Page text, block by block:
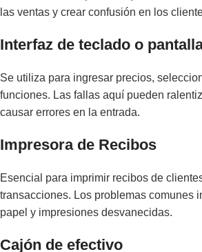
las ventas y crear confusión en los
Interfaz de teclado o
Se utiliza para ingresar precios,
funciones. Las fallas aquí pueden
causar errores en la entrada.
Impresora de Recibos
Esencial para imprimir recibos de
transacciones. Los problemas comunes
papel y impresiones desvanecidas.
Cajón de efectivo